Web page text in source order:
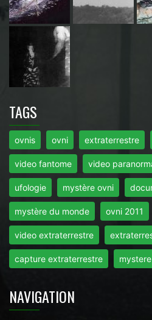
TAGS
ovnis ovni extraterrestre
video fantome video
ufologie mystère ovni
mystère du monde ovni 2011
video extraterrestre
capture extraterrestre
NAVIGATION